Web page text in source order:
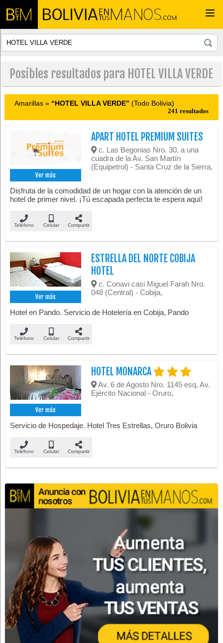
Posibles resultados para HOTEL VILLA VERDE
Amarillas » “HOTEL VILLA VERDE” (Todo Bolivia)
241 resultados
Ver más
APART HOTEL PREMIUM SUITES
c. Las Begonias Nro. 30, a una
cuadra de la Av. San Martín
(Equipetrol) - Santa Cruz de la Sierra,
Disfruta de la comodidad de un hogar con la atención de un
hotel de primer nivel. ¡Tú escapada perfecta te espera aquí!
Teléfono Celular Compartir
Ver más
ESTRELLA DEL NORTE COBIJA
HOTEL
c. Conavi casi Miguel Farah Nro.
048 (Central) - Cobija,
Hotel en Pando. Servicio de Hotelería en Cobija, Pando
Teléfono Celular Compartir
Ver más
HOTEL MONARCA
Av. 6 de Agosto Nro. 1145 esq. Av.
Ejército Nacional - Oruro,
Servicio de Hospedaje. Hotel Tres Estrellas, Oruro Bolivia
Teléfono Celular Compartir